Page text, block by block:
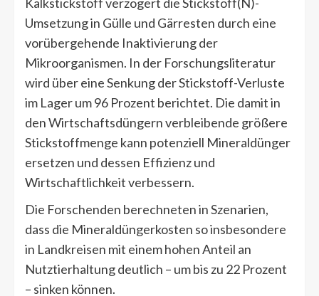
Umsetzung in Gülle und Gärresten durch eine
vorübergehende Inaktivierung der
Mikroorganismen. In der Forschungsliteratur
wird über eine Senkung der Stickstoff-Verluste
im Lager um 96 Prozent berichtet. Die damit in
den Wirtschaftsdüngern verbleibende größere
Stickstoffmenge kann potenziell Mineraldünger
ersetzen und dessen Effizienz und
Wirtschaftlichkeit verbessern.
Die Forschenden berechneten in Szenarien,
dass die Mineraldüngerkosten so insbesondere
in Landkreisen mit einem hohen Anteil an
Nutztierhaltung deutlich – um bis zu 22 Prozent
– sinken können.